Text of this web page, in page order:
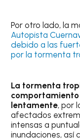
Por otro lado, la
Autopista
debido a las
por la tormenta
La tormenta
comportamiento
lentamente, por
afectados
intensas a
inundaciones, así